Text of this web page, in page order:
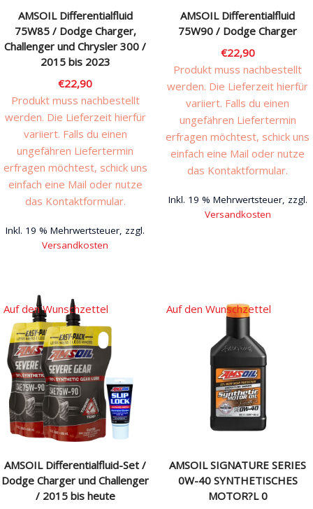
werden
gewählt
werden
AMSOIL Differentialfluid
75W85 / Dodge Charger,
Challenger und Chrysler 300 /
2015 bis 2023
€22,90
Produkt muss nachbestellt
werden. Die Lieferzeit hierfür
variiert. Falls du einen
ungefähren Liefertermin
erfragen möchtest, schick uns
einfach eine Mail oder nutze
das Kontaktformular.
Inkl. 19 % Mehrwertsteuer, zzgl.
Versandkosten
AMSOIL Differentialfluid
75W90 / Dodge Charger
€22,90
Produkt muss nachbestellt
werden. Die Lieferzeit hierfür
variiert. Falls du einen
ungefähren Liefertermin
erfragen möchtest, schick uns
einfach eine Mail oder nutze
das Kontaktformular.
Inkl. 19 % Mehrwertsteuer, zzgl.
Versandkosten
AMSOIL Differentialfluid-Set /
Dodge Charger und Challenger
/ 2015 bis heute
Auf den Wunschzettel
AMSOIL SIGNATURE SERIES
0W-40 SYNTHETISCHES
MOTOR?L 0
Auf den Wunschzettel